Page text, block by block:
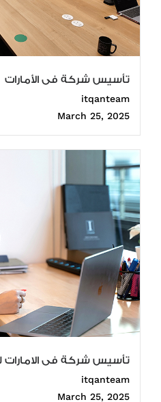
تأسيس شركة فى الأمارات
itqanteam
March 25, 2025
تأسيس شركة فى الامارات
itqanteam
March 25, 2025